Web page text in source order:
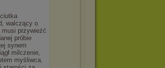
walczący o
przywieźć
próbie
synem
milczenie,
myśliwca.